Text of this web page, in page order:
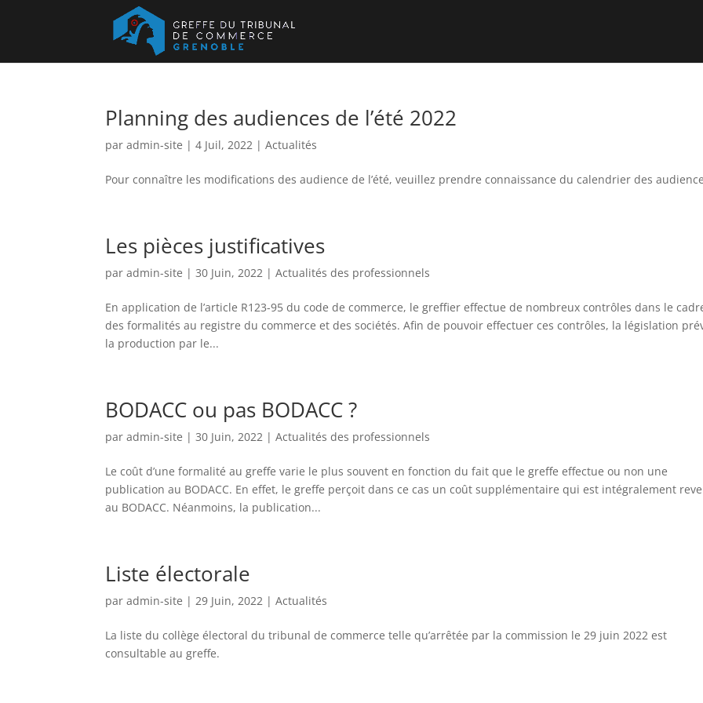
Planning des audiences de l’été 2022
paradmin-site |4 Juil, 2022 |Actualités
Pour connaître les modifications des audience de l’été, veuillez prendre connaissance du calendrier des
Les pièces justificatives
paradmin-site |30 Juin, 2022 |Actualités des professionnels
En application de l’article R123-95 du code de commerce, le greffier effectue de nombreux contrôles dans le
des formalités au registre du commerce et des sociétés. Afin de pouvoir effectuer ces contrôles, la législation
la production par le...
BODACC ou pas BODACC ?
paradmin-site |30 Juin, 2022 |Actualités des professionnels
Le coût d’une formalité au greffe varie le plus souvent en fonction du fait que le greffe effectue ou non une
publication au BODACC. En effet, le greffe perçoit dans ce cas un coût supplémentaire qui est intégralement
au BODACC. Néanmoins, la publication...
Liste électorale
paradmin-site |29 Juin, 2022 |Actualités
La liste du collège électoral du tribunal de commerce telle qu’arrêtée par la commission le 29 juin 2022 est
consultable au greffe.